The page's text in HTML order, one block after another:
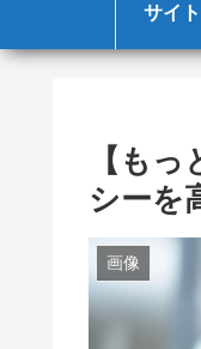
サイ
【も
シーを
画像